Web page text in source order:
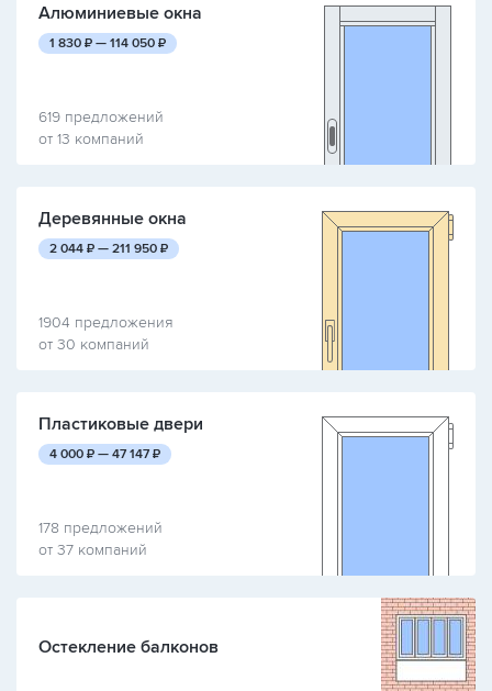
Алюминиевые окна
1 830 руб.
₽ — 114 050 руб.
₽
619 предложений
от 13 компаний
Деревянные окна
2 044 руб.
₽ — 211 950 руб.
₽
1904 предложения
от 30 компаний
Пластиковые двери
4 000 руб.
₽ — 47 147 руб.
₽
178 предложений
от 37 компаний
Остекление балконов